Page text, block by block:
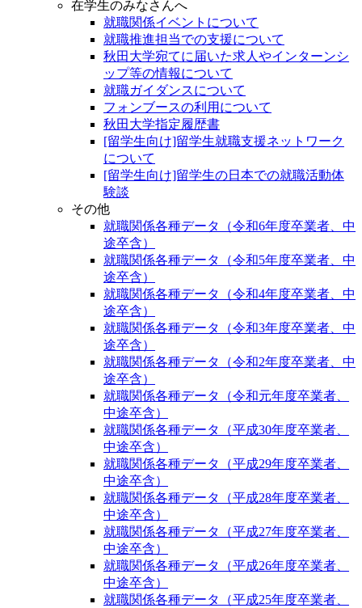
在学生のみなさんへ
就職関係イベントについて
就職推進担当での支援について
秋田大学宛てに届いた求人やインターンシ
ップ等の情報について
就職ガイダンスについて
フォンブースの利用について
秋田大学指定履歴書
[留学生向け]留学生就職支援ネットワーク
について
[留学生向け]留学生の日本での就職活動体
験談
その他
就職関係各種データ（令和6年度卒業者、中
途卒含）
就職関係各種データ（令和5年度卒業者、中
途卒含）
就職関係各種データ（令和4年度卒業者、中
途卒含）
就職関係各種データ（令和3年度卒業者、中
途卒含）
就職関係各種データ（令和2年度卒業者、中
途卒含）
就職関係各種データ（令和元年度卒業者、
中途卒含）
就職関係各種データ（平成30年度卒業者、
中途卒含）
就職関係各種データ（平成29年度卒業者、
中途卒含）
就職関係各種データ（平成28年度卒業者、
中途卒含）
就職関係各種データ（平成27年度卒業者、
中途卒含）
就職関係各種データ（平成26年度卒業者、
中途卒含）
就職関係各種データ（平成25年度卒業者、